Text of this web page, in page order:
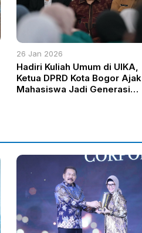
26 Jan 2026
Hadiri Kuliah Umum di UIKA,
Ketua DPRD Kota Bogor Ajak
Mahasiswa Jadi Generasi